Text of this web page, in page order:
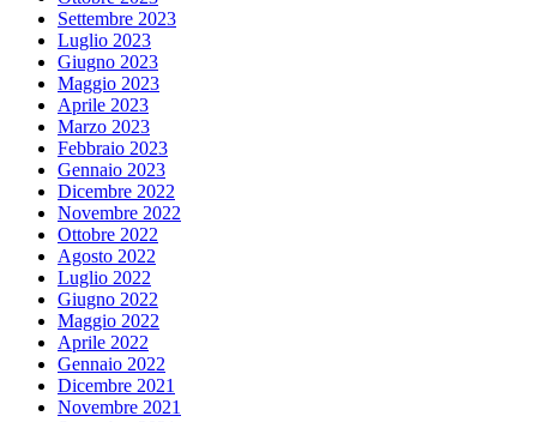
Settembre 2023
Luglio 2023
Giugno 2023
Maggio 2023
Aprile 2023
Marzo 2023
Febbraio 2023
Gennaio 2023
Dicembre 2022
Novembre 2022
Ottobre 2022
Agosto 2022
Luglio 2022
Giugno 2022
Maggio 2022
Aprile 2022
Gennaio 2022
Dicembre 2021
Novembre 2021